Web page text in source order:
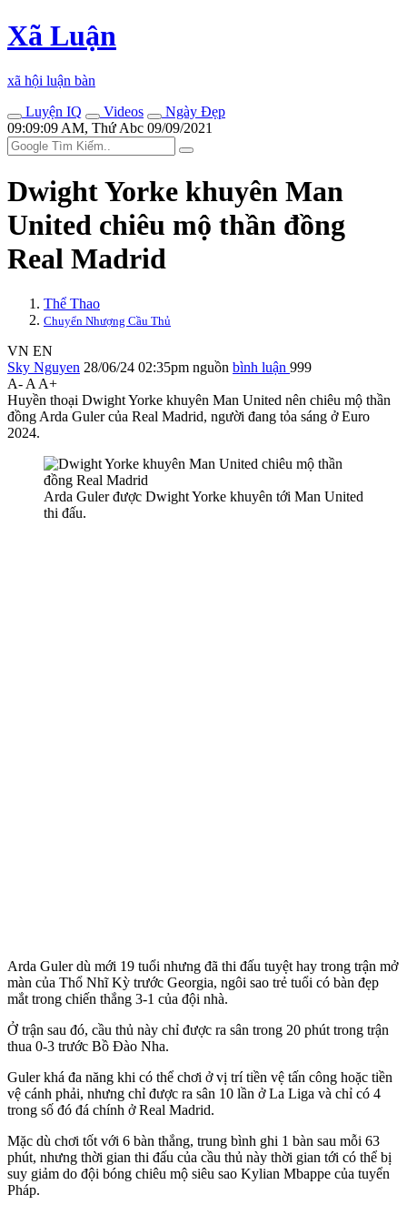
Xã Luận
xã hội luận bàn
Luyện IQ
Videos
Ngày Đẹp
09:09:09 AM, Thứ Abc 09/09/2021
Dwight Yorke khuyên Man
United chiêu mộ thần đồng
Real Madrid
Thể Thao
Chuyển Nhượng Cầu Thủ
VN EN
Sky Nguyen 28/06/24 02:35pm nguồn bình luận 999
A- A A+
Huyền thoại Dwight Yorke khuyên Man United nên chiêu mộ thần
đồng Arda Guler của Real Madrid, người đang tỏa sáng ở Euro
2024.
Arda Guler được Dwight Yorke khuyên tới Man United
thi đấu.
Arda Guler dù mới 19 tuổi nhưng đã thi đấu tuyệt hay trong trận mở
màn của Thổ Nhĩ Kỳ trước Georgia, ngôi sao trẻ tuổi có bàn đẹp
mắt trong chiến thắng 3-1 của đội nhà.
Ở trận sau đó, cầu thủ này chỉ được ra sân trong 20 phút trong trận
thua 0-3 trước Bồ Đào Nha.
Guler khá đa năng khi có thể chơi ở vị trí tiền vệ tấn công hoặc tiền
vệ cánh phải, nhưng chỉ được ra sân 10 lần ở La Liga và chỉ có 4
trong số đó đá chính ở Real Madrid.
Mặc dù chơi tốt với 6 bàn thắng, trung bình ghi 1 bàn sau mỗi 63
phút, nhưng thời gian thi đấu của cầu thủ này thời gian tới có thể bị
suy giảm do đội bóng chiêu mộ siêu sao Kylian Mbappe của tuyển
Pháp.